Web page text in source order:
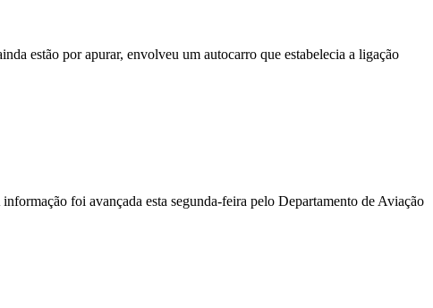
estão por apurar, envolveu um autocarro que estabelecia a ligação
foi avançada esta segunda-feira pelo Departamento de Aviação